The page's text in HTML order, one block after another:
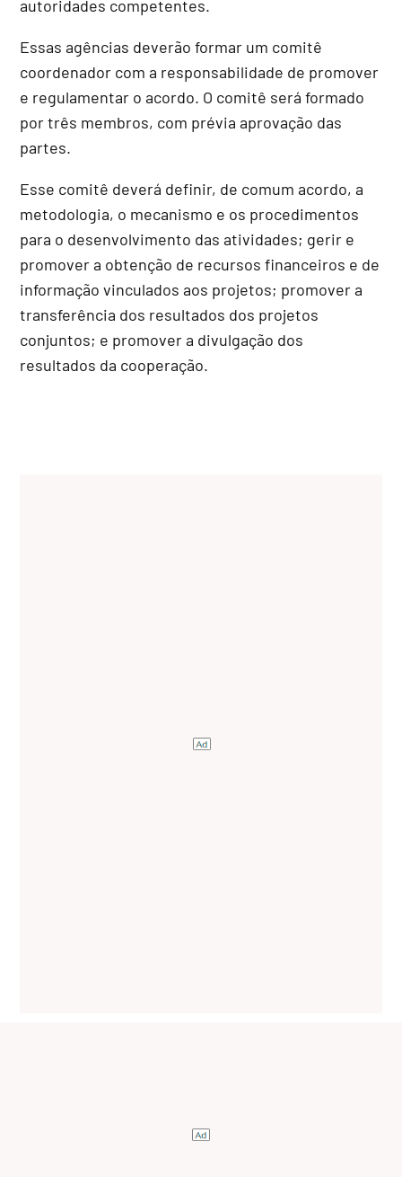
autoridades competentes.
Essas agências deverão formar um comitê
coordenador com a responsabilidade de promover
e regulamentar o acordo. O comitê será formado
por três membros, com prévia aprovação das
partes.
Esse comitê deverá definir, de comum acordo, a
metodologia, o mecanismo e os procedimentos
para o desenvolvimento das atividades; gerir e
promover a obtenção de recursos financeiros e de
informação vinculados aos projetos; promover a
transferência dos resultados dos projetos
conjuntos; e promover a divulgação dos
resultados da cooperação.